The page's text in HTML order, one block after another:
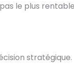
le plus
stratégique.